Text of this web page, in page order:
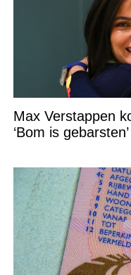
Max Verstappen
‘Bom is gebarsten’